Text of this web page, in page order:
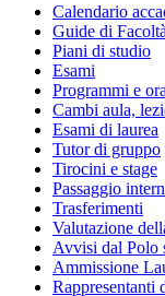
Calendario
Guide di Facoltà
Piani di studio
Esami
Programmi e
Cambi aula,
Esami di laurea
Tutor di gruppo
Tirocini e stage
Passaggio
Trasferimenti
Valutazione
Avvisi dal Polo
Ammissione
Rappresentanti